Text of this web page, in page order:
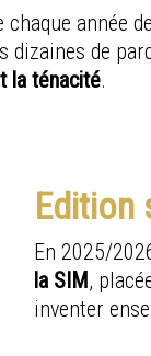
année
de
la ténacité.
Edition
En 2025/
la SIM,
inventer